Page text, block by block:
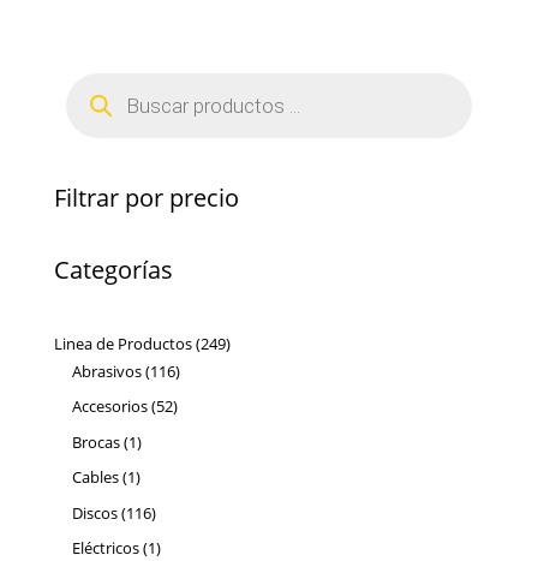
productos
Filtrar por precio
Categorías
Linea de Productos 249249
Abrasivos 116116
productos
Accesorios 5252
Brocas 11
producto
Cables 11
producto
Discos 116116
productos
Eléctricos 11